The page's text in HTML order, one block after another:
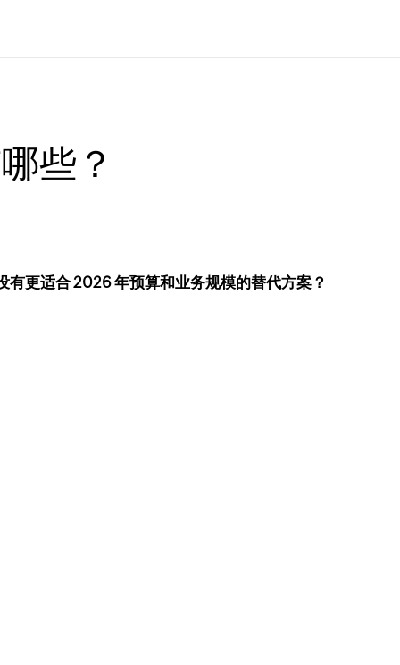
些？
有更适合 2026 年预算和业务规模的替代方案？